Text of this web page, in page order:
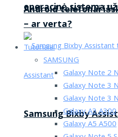
operacinė sistema
Samsung Bixby
Android telefonai
– ar verta?
Tutorialai
SAMSUNG
Galaxy Note 2
Galaxy Note 3
Galaxy Note 3
Galaxy A3 A300
Galaxy A5 A500